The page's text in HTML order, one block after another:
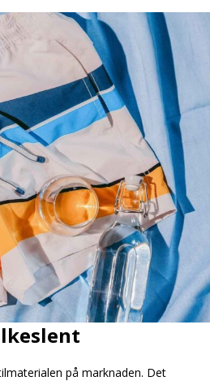
på marknaden. Det